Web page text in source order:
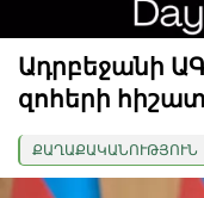
Ադրբեջանի
զոհերի
ՔԱՂԱՔԱԿԱՆՈՒԹՅՈՒՆ